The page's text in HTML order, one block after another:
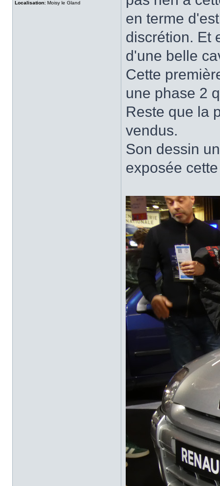
Localisation: Moisy le Gland
en terme
discrétion. Et
d'une belle
Cette
une phase 2
Reste que la
vendus.
Son dessin
exposée